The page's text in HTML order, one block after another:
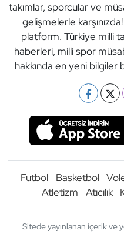
takımlar, sporcular ve
gelişmelerle
platform. Türkiye milli
haberleri, milli spor
hakkında en yeni bilgiler
Futbol Basketbol
Atletizm
Atıcılık
Sitede yayınlanan içerik ve